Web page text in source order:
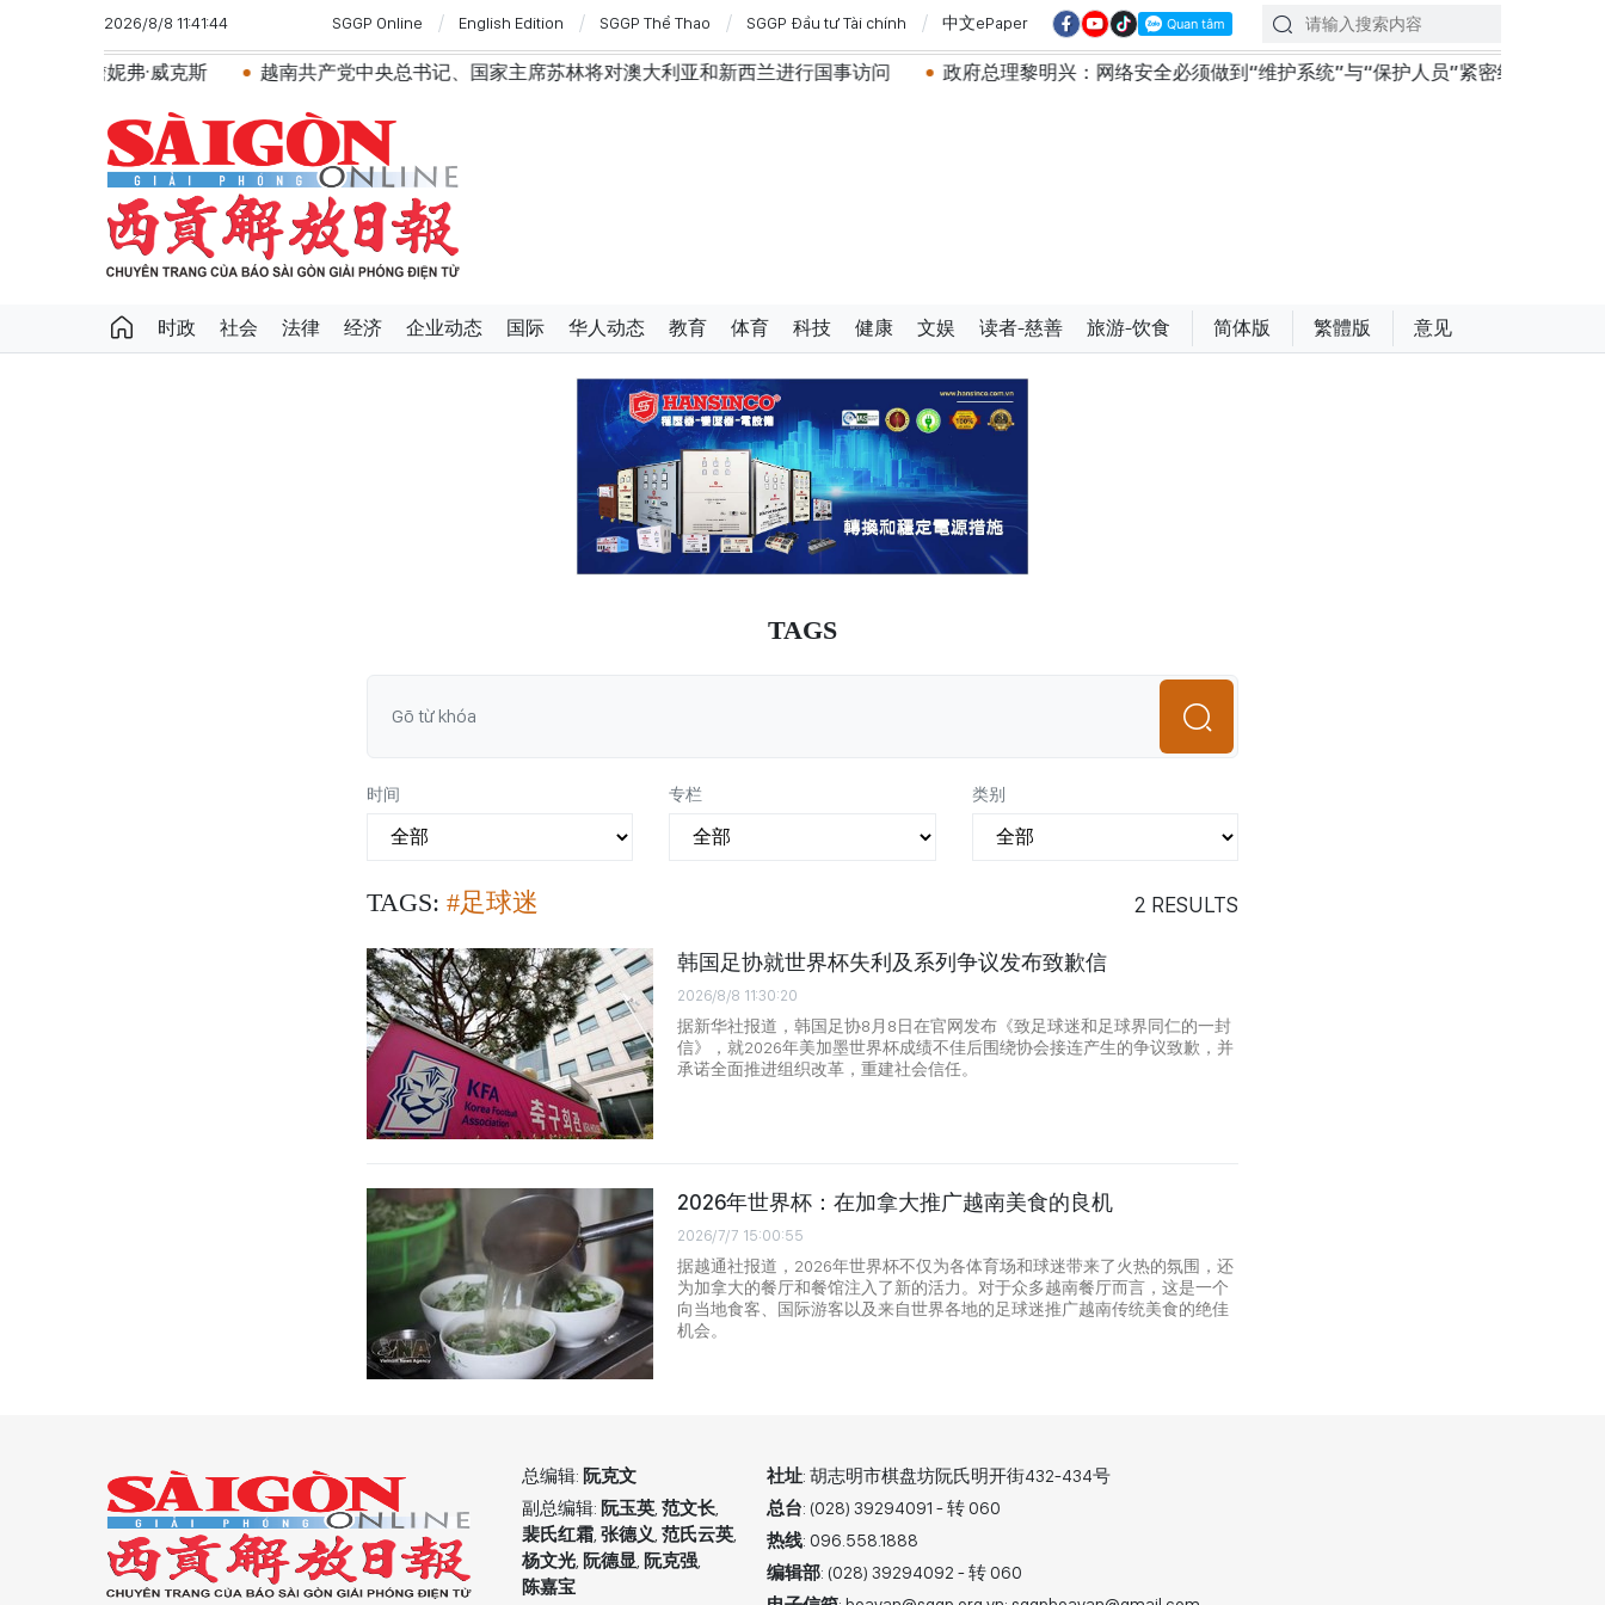
2026/8/8 11:41:44 SGGP Online English Edition SGGP Thể Thao SGGP Đầu tư Tài chính 中文ePaper
大使詹妮弗·威克斯 越南共产党中央总书记、国家主席苏林将对澳大利亚和新西兰进行国事访问 政府总理黎明兴：网络安全必须做到“维护系统”与“保护人员”紧密结合
时政 社会 法律 经济 企业动态 国际 华人动态 教育 体育 科技 健康 文娱 读者-慈善 旅游-饮食 简体版 繁體版 意见
TAGS
时间 专栏 类别
TAGS: #足球迷 2 RESULTS
韩国足协就世界杯失利及系列争议发布致歉信
2026/8/8 11:30:20
据新华社报道，韩国足协8月8日在官网发布《致足球迷和足球界同仁的一封
信》，就2026年美加墨世界杯成绩不佳后围绕协会接连产生的争议致歉，并
承诺全面推进组织改革，重建社会信任。
2026年世界杯：在加拿大推广越南美食的良机
2026/7/7 15:00:55
据越通社报道，2026年世界杯不仅为各体育场和球迷带来了火热的氛围，还
为加拿大的餐厅和餐馆注入了新的活力。对于众多越南餐厅而言，这是一个
向当地食客、国际游客以及来自世界各地的足球迷推广越南传统美食的绝佳
机会。
总编辑: 阮克文
副总编辑: 阮玉英, 范文长,
裴氏红霜, 张德义, 范氏云英,
杨文光, 阮德显, 阮克强,
陈嘉宝
社址: 胡志明市棋盘坊阮氏明开街432-434号
总台: (028) 39294091 - 转 060
热线: 096.558.1888
编辑部: (028) 39294092 - 转 060